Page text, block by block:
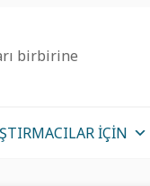
birbirine
IÇIN